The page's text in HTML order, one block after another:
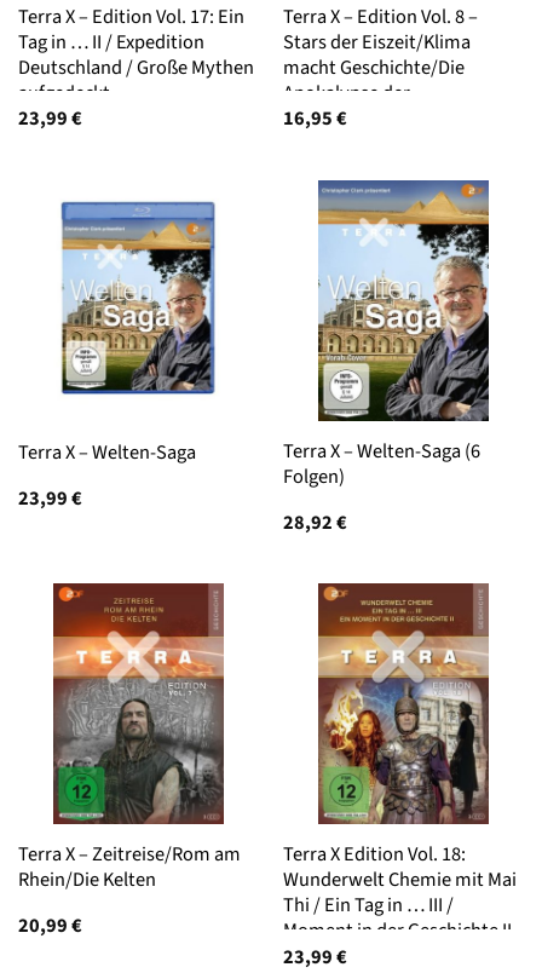
Terra X – Edition Vol. 17: Ein
Tag in … II / Expedition
Deutschland / Große Mythen
aufgedeckt
23,99€
Terra X – Edition Vol. 8 –
Stars der Eiszeit/Klima
macht Geschichte/Die
Apokalypse der
Neandertaler/Sternstunden
16,95€
Terra X – Welten-Saga
23,99€
Terra X – Welten-Saga (6
Folgen)
28,92€
Terra X – Zeitreise/Rom am
Rhein/Die Kelten
20,99€
Terra X Edition Vol. 18:
Wunderwelt Chemie mit Mai
Thi / Ein Tag in … III /
Moment in der Geschichte II
23,99€